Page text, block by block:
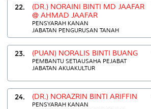
22.
(DR.) NORAINI BINTI MD JAAFAR
@ AHMAD JAAFAR
PENSYARAH KANAN
JABATAN PENGURUSAN TANAH
23. (PUAN) NORALIS BINTI BUANG
PEMBANTU SETIAUSAHA PEJABAT
JABATAN AKUAKULTUR
24. (DR.) NORAZRIN BINTI ARIFFIN
PENSYARAH KANAN